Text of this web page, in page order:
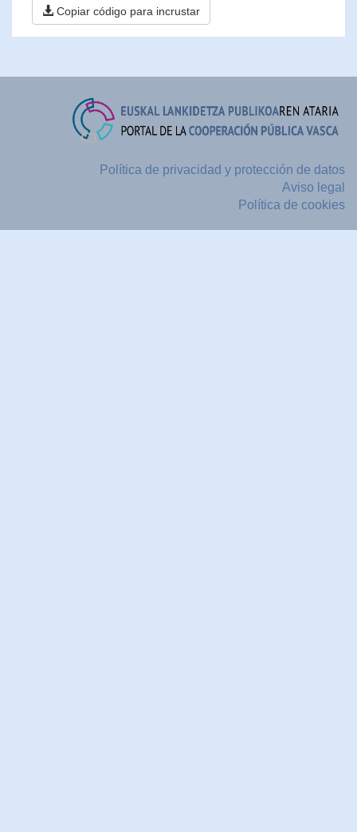
Copiar código para incrustar
Política de privacidad y protección de datos
Aviso legal
Política de cookies